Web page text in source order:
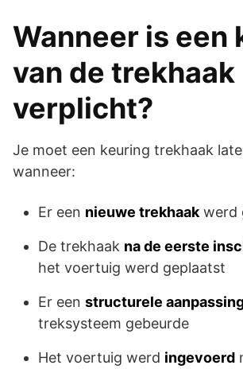
Wanneer is een
van de trekhaak
verplicht?
Je moet een keuring trekhaak
wanneer:
Er een nieuwe trekhaak werd
De trekhaak na de eerste
het voertuig werd geplaatst
Er een structurele
treksysteem gebeurde
Het voertuig werd ingevoerd